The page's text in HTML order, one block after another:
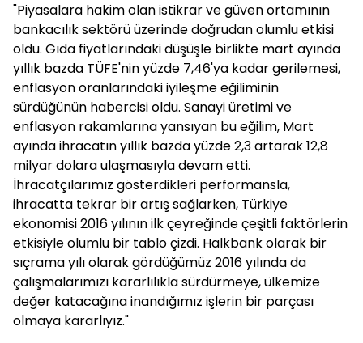
"Piyasalara hakim olan istikrar ve güven ortamının
bankacılık sektörü üzerinde doğrudan olumlu etkisi
oldu. Gıda fiyatlarındaki düşüşle birlikte mart ayında
yıllık bazda TÜFE'nin yüzde 7,46'ya kadar gerilemesi,
enflasyon oranlarındaki iyileşme eğiliminin
sürdüğünün habercisi oldu. Sanayi üretimi ve
enflasyon rakamlarına yansıyan bu eğilim, Mart
ayında ihracatın yıllık bazda yüzde 2,3 artarak 12,8
milyar dolara ulaşmasıyla devam etti.
İhracatçılarımız gösterdikleri performansla,
ihracatta tekrar bir artış sağlarken, Türkiye
ekonomisi 2016 yılının ilk çeyreğinde çeşitli faktörlerin
etkisiyle olumlu bir tablo çizdi. Halkbank olarak bir
sıçrama yılı olarak gördüğümüz 2016 yılında da
çalışmalarımızı kararlılıkla sürdürmeye, ülkemize
değer katacağına inandığımız işlerin bir parçası
olmaya kararlıyız."